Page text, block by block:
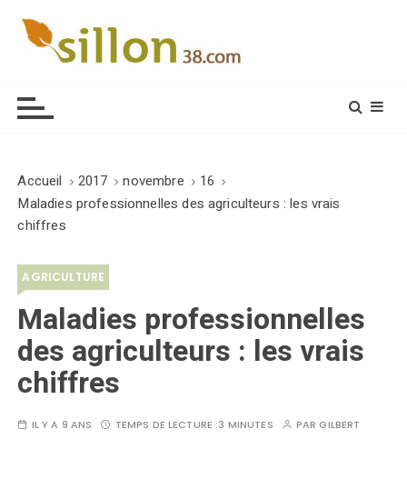
Accueil 2017 novembre
16
Maladies professionnelles des agriculteurs : les vrais
chiffres
AGRICULTURE
Maladies professionnelles
des agriculteurs : les vrais
chiffres
IL Y A 9 ANS TEMPS DE LECTURE :3 MINUTES PARGILBERT